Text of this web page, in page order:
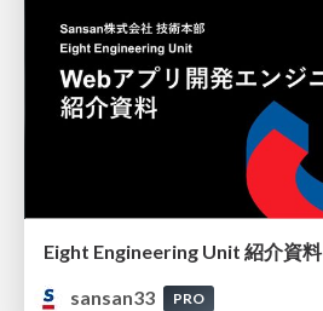
Eight Engineering Unit 紹介資料
sansan33
PRO